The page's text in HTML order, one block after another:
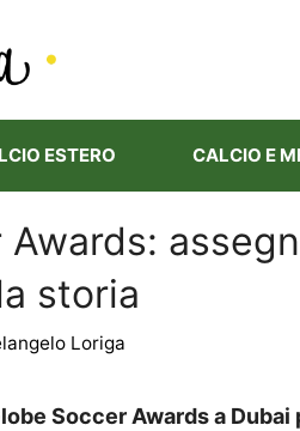
ESTERO CALCIO E
Awards:
storia
Loriga
Soccer Awards a